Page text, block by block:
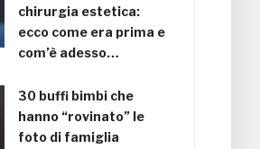
chirurgia estetica:
ecco come era prima e
com’è adesso…
30 buffi bimbi che
hanno “rovinato” le
foto di famiglia